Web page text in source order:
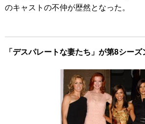
のキャストの不仲が歴然となった。
「デスパレートな妻たち」が第8シー